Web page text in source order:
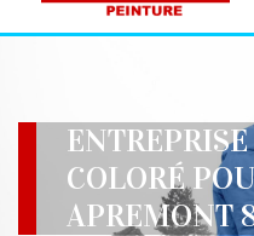
COLORÉ
APREMONT